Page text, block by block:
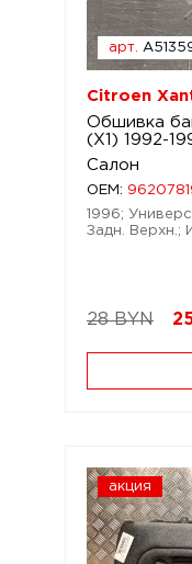
арт.
Citroen
Обшивка
(X1) 1992-
Салон
OEM:
1996;
Задн. Верхн.;
28 BYN
акция